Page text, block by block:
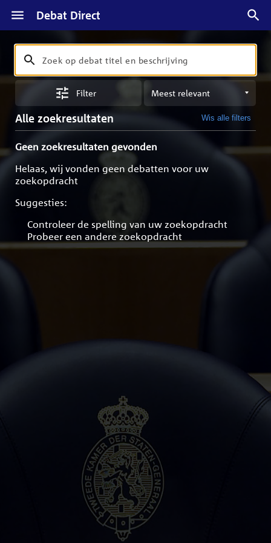
Debat Direct
Zoeken
Zoek
op
en
beschrijving
Filter
Sorteren
op
meest
Alle zoekresultaten Wis alle filters
Geen zoekresultaten gevonden
Helaas, wij vonden geen debatten voor uw
zoekopdracht
Suggesties:
Controleer de spelling van uw zoekopdracht
Probeer een andere zoekopdracht